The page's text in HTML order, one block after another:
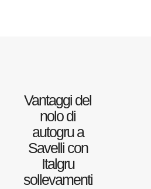
Vantaggi del
nolo di
autogru a
Savelli con
Italgru
sollevamenti